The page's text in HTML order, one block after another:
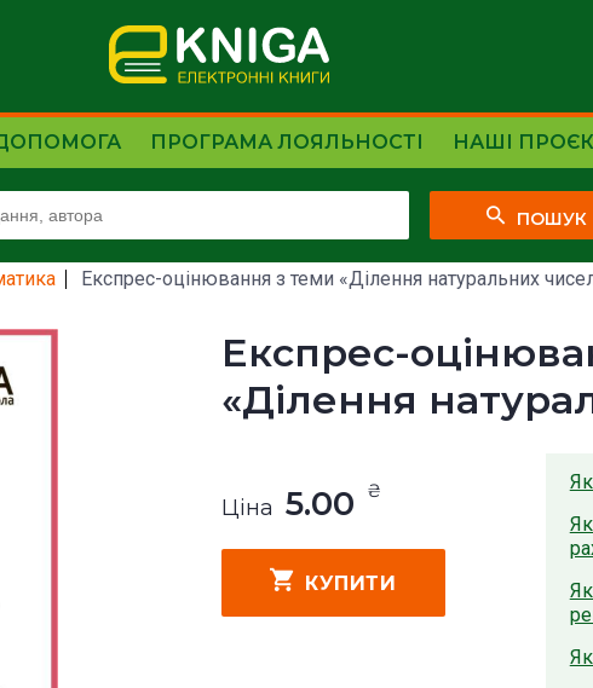
ПРОГРАМА ЛОЯЛЬНОСТІ НАШІ
ПОШУК
Експрес-оцінювання з теми «Ділення натуральних
Експрес-
«Ділення
Ціна 5.00 ₴
КУПИТИ